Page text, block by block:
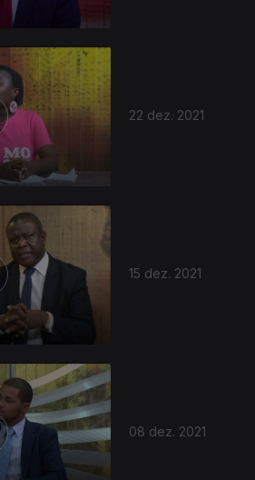
22 dez. 2021
15 dez. 2021
08 dez. 2021